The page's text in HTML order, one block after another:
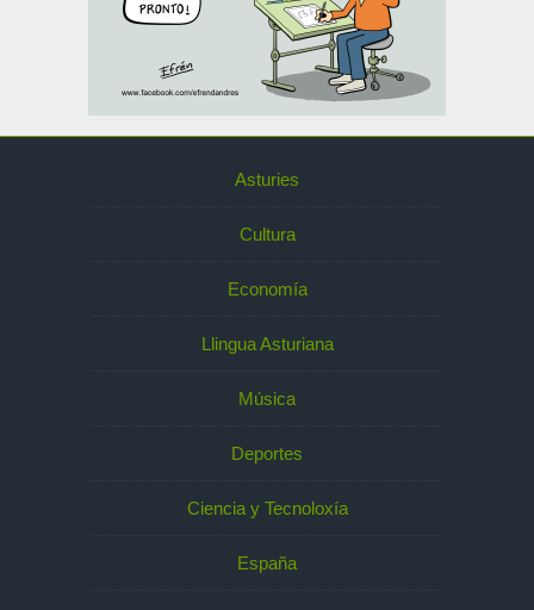
Asturies
Cultura
Economía
Llingua Asturiana
Música
Deportes
Ciencia y Tecnoloxía
España